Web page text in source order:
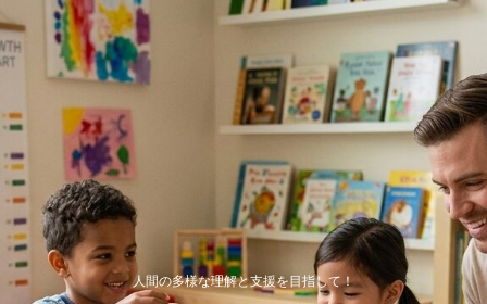
人間の多様な理解と支援を目指して！